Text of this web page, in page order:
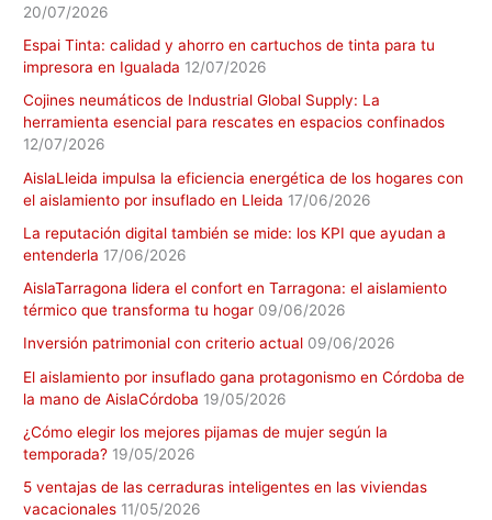
20/07/2026
Espai Tinta: calidad y ahorro en cartuchos de tinta para tu
impresora en Igualada 12/07/2026
Cojines neumáticos de Industrial Global Supply: La
herramienta esencial para rescates en espacios confinados
12/07/2026
AislaLleida impulsa la eficiencia energética de los hogares con
el aislamiento por insuflado en Lleida 17/06/2026
La reputación digital también se mide: los KPI que ayudan a
entenderla 17/06/2026
AislaTarragona lidera el confort en Tarragona: el aislamiento
térmico que transforma tu hogar 09/06/2026
Inversión patrimonial con criterio actual 09/06/2026
El aislamiento por insuflado gana protagonismo en Córdoba de
la mano de AislaCórdoba 19/05/2026
¿Cómo elegir los mejores pijamas de mujer según la
temporada? 19/05/2026
5 ventajas de las cerraduras inteligentes en las viviendas
vacacionales 11/05/2026